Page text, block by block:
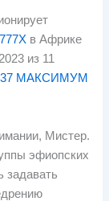
в Африке
из 11
МАКСИМУМ
Мистер.
эфиопских
задавать